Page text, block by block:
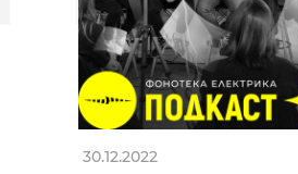
30.12.2022